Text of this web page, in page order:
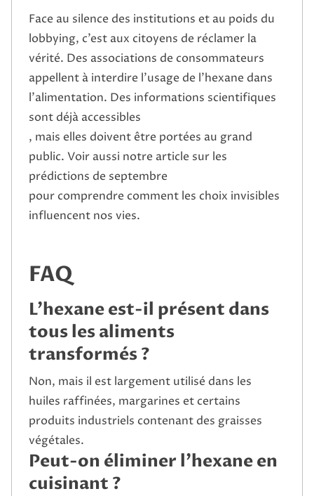
Face au silence des institutions et au poids du
lobbying, c’est aux citoyens de réclamer la
vérité. Des associations de consommateurs
appellent à interdire l’usage de l’hexane dans
l’alimentation. Des informations scientifiques
sont déjà accessibles
, mais elles doivent être portées au grand
public. Voir aussi notre article sur les
prédictions de septembre
pour comprendre comment les choix invisibles
influencent nos vies.
FAQ
L’hexane est-il présent dans
tous les aliments
transformés ?
Non, mais il est largement utilisé dans les
huiles raffinées, margarines et certains
produits industriels contenant des graisses
végétales.
Peut-on éliminer l’hexane en
cuisinant ?